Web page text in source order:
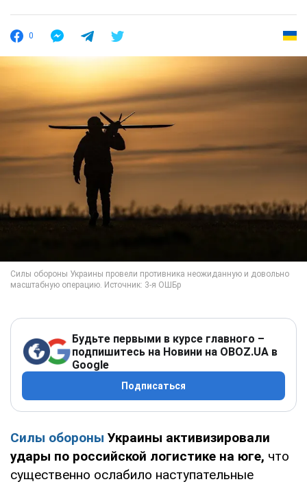
0
Будьте первыми в курсе главного –
подпишитесь на Новини на OBOZ.UA в
Google
Подписаться
Силы обороны Украины активизировали
удары по российской логистике на юге, что
существенно ослабило наступательные